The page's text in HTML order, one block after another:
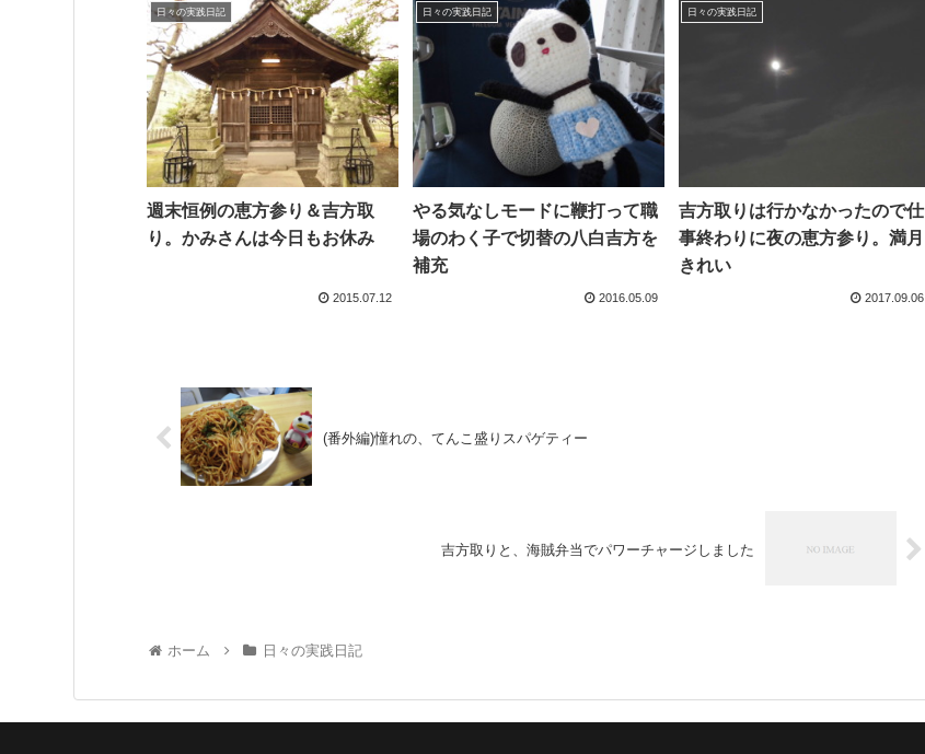
日々の実践日記
週末恒例の恵方参り＆吉方取
り。かみさんは今日もお休み
2015.07.12
日々の実践日記
やる気なしモードに鞭打って職
場のわく子で切替の八白吉方を
補充
2016.05.09
日々の実践日記
吉方取りは行かなかったので仕
事終わりに夜の恵方参り。満月
きれい
2017.09.06
(番外編)憧れの、てんこ盛りスパゲティー
吉方取りと、海賊弁当でパワーチャージしました
ホーム 日々の実践日記